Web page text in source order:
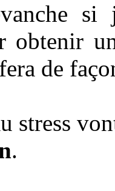
obtenir
de
stress
.